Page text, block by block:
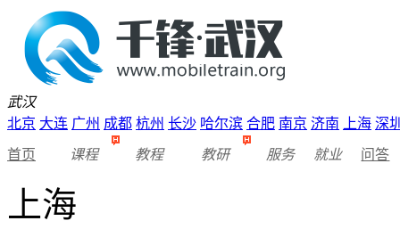
武汉
北京 大连 广州 成都 杭州 长沙 哈尔滨 合肥 南京 济南 上海 深
首页 课程 教程 教研 服务 就业 问答
上海